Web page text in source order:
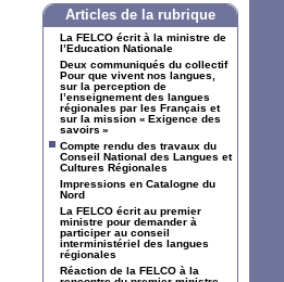
Articles de la rubrique
La FELCO écrit à la ministre de
l’Education Nationale
Deux communiqués du collectif
Pour que vivent nos langues,
sur la perception de
l’enseignement des langues
régionales par les Français et
sur la mission « Exigence des
savoirs »
Compte rendu des travaux du
Conseil National des Langues et
Cultures Régionales
Impressions en Catalogne du
Nord
La FELCO écrit au premier
ministre pour demander à
participer au conseil
interministériel des langues
régionales
Réaction de la FELCO à la